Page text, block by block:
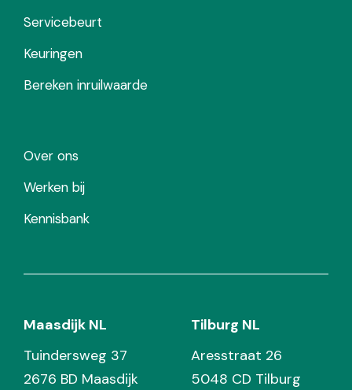
Servicebeurt
Keuringen
Bereken inruilwaarde
Over ons
Werken bij
Kennisbank
Maasdijk NL
Tuindersweg 37
2676 BD Maasdijk
Tilburg NL
Aresstraat 26
5048 CD Tilburg